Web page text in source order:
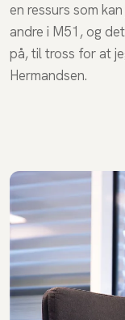
en ressurs som
andre i M51, og
på, til tross for at
Hermandsen.